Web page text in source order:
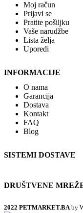
Moj račun
Prijavi se
Pratite pošiljku
Vaše narudžbe
Lista želja
Uporedi
INFORMACIJE
O nama
Garancija
Dostava
Kontakt
FAQ
Blog
SISTEMI DOSTAVE
DRUŠTVENE
2022 PETMARKET.BAby